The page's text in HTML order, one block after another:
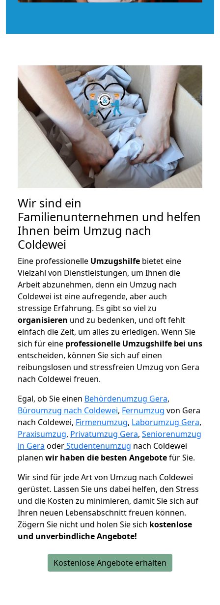
Wir sind ein
Familienunternehmen und helfen
Ihnen beim Umzug nach
Coldewei
Eine professionelle Umzugshilfe bietet eine
Vielzahl von Dienstleistungen, um Ihnen die
Arbeit abzunehmen, denn ein Umzug nach
Coldewei ist eine aufregende, aber auch
stressige Erfahrung. Es gibt so viel zu
organisieren und zu bedenken, und oft fehlt
einfach die Zeit, um alles zu erledigen. Wenn Sie
sich für eine professionelle Umzugshilfe bei uns
entscheiden, können Sie sich auf einen
reibungslosen und stressfreien Umzug von Gera
nach Coldewei freuen.
Egal, ob Sie einen Behördenumzug Gera,
Büroumzug nach Coldewei, Fernumzug von Gera
nach Coldewei, Firmenumzug, Laborumzug Gera,
Praxisumzug, Privatumzug Gera, Seniorenumzug
in Gera oderStudentenumzug nach Coldewei
planen wir haben die besten Angebotefür Sie.
Wir sind für jede Art von Umzug nach Coldewei
gerüstet. Lassen Sie uns dabei helfen, den Stress
und die Kosten zu minimieren, damit Sie sich auf
Ihren neuen Lebensabschnitt freuen können.
Zögern Sie nicht und holen Sie sich kostenlose
und unverbindliche Angebote!
Kostenlose Angebote erhalten